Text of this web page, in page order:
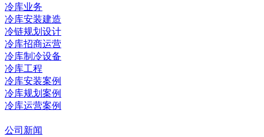
冷库业务
冷库安装建造
冷链规划设计
冷库招商运营
冷库制冷设备
冷库工程
冷库安装案例
冷库规划案例
冷库运营案例
公司新闻